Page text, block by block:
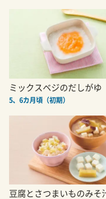
ミックスベジのだしがゆ
5、6カ月頃（初期）
豆腐とさつまいものみそ